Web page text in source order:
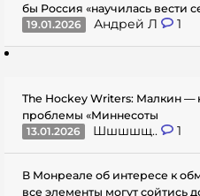
бы Россия «научилась вести
19.01.2026
Андрей Л 1
The Hockey Writers: Малкин
проблемы «Миннесоты
13.01.2026
Шшшшщ.. 1
В Монреале об интересе к
все элементы могут сойтись